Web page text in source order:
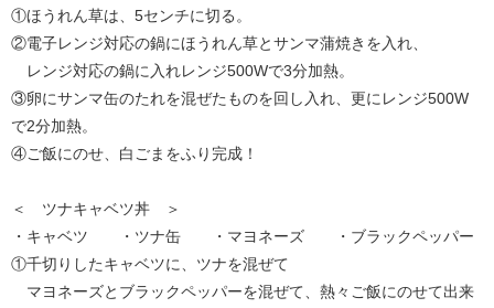
①ほうれん草は、5センチに切る。
②電子レンジ対応の鍋にほうれん草とサンマ蒲焼きを入れ、
レンジ対応の鍋に入れレンジ500Wで3分加熱。
③卵にサンマ缶のたれを混ぜたものを回し入れ、更にレンジ500W
で2分加熱。
④ご飯にのせ、白ごまをふり完成！
＜ ツナキャベツ丼 ＞
・キャベツ ・ツナ缶 ・マヨネーズ ・ブラックペッパー
①千切りしたキャベツに、ツナを混ぜて
マヨネーズとブラックペッパーを混ぜて、熱々ご飯にのせて出来